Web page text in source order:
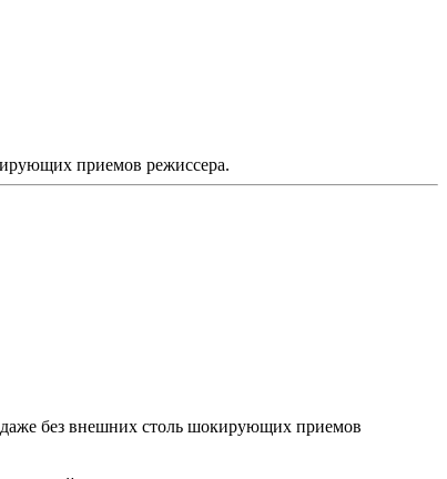
приемов режиссера.
без внешних столь шокирующих приемов